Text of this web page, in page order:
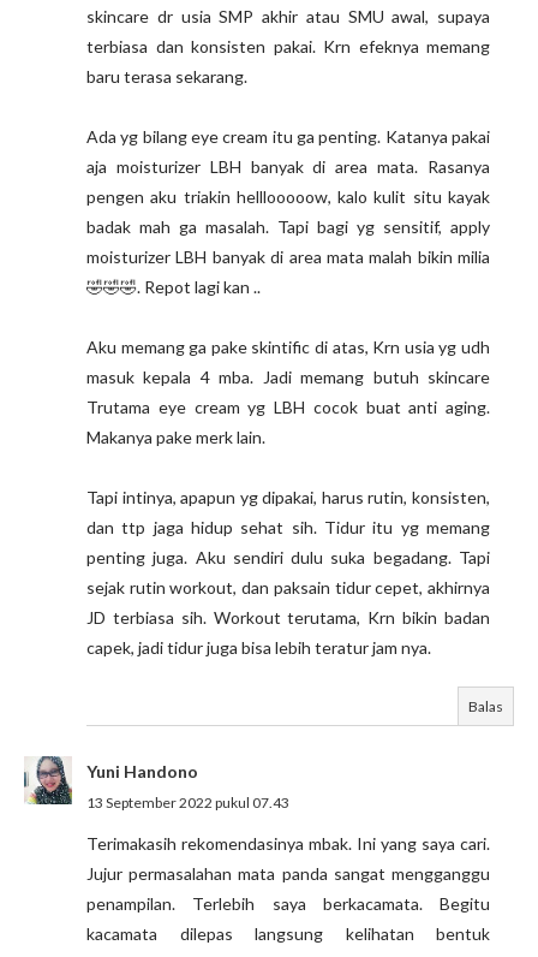
skincare dr usia SMP akhir atau SMU awal, supaya
terbiasa dan konsisten pakai. Krn efeknya memang
baru terasa sekarang.
Ada yg bilang eye cream itu ga penting. Katanya pakai
aja moisturizer LBH banyak di area mata. Rasanya
pengen aku triakin helllooooow, kalo kulit situ kayak
badak mah ga masalah. Tapi bagi yg sensitif, apply
moisturizer LBH banyak di area mata malah bikin milia
🤣🤣🤣. Repot lagi kan ..
Aku memang ga pake skintific di atas, Krn usia yg udh
masuk kepala 4 mba. Jadi memang butuh skincare
Trutama eye cream yg LBH cocok buat anti aging.
Makanya pake merk lain.
Tapi intinya, apapun yg dipakai, harus rutin, konsisten,
dan ttp jaga hidup sehat sih. Tidur itu yg memang
penting juga. Aku sendiri dulu suka begadang. Tapi
sejak rutin workout, dan paksain tidur cepet, akhirnya
JD terbiasa sih. Workout terutama, Krn bikin badan
capek, jadi tidur juga bisa lebih teratur jam nya.
Balas
Yuni Handono
13 September 2022 pukul 07.43
Terimakasih rekomendasinya mbak. Ini yang saya cari.
Jujur permasalahan mata panda sangat mengganggu
penampilan. Terlebih saya berkacamata. Begitu
kacamata dilepas langsung kelihatan bentuk